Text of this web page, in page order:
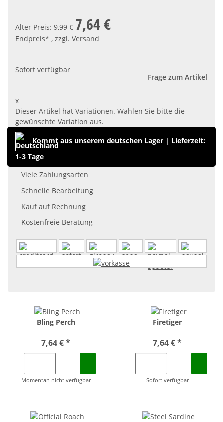
Alter Preis: 9,99 € 7,64 €
Endpreis* , zzgl. Versand
Sofort verfügbar
Frage zum Artikel
x
Dieser Artikel hat Variationen. Wählen Sie bitte die
gewünschte Variation aus.
Kommt aus unserem deutschen Lager | Lieferzeit:
1-3 Tage
Viele Zahlungsarten
Schnelle Bearbeitung
Kauf auf Rechnung
Kostenfreie Beratung
Bling Perch
7,64 €*
Momentan nicht verfügbar
Firetiger
7,64 €*
Sofort verfügbar